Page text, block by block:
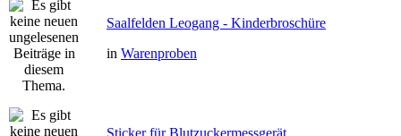
Saalfelden Leogang - Kinderbroschüre
in Warenproben
Sticker für Blutzuckermessgerät